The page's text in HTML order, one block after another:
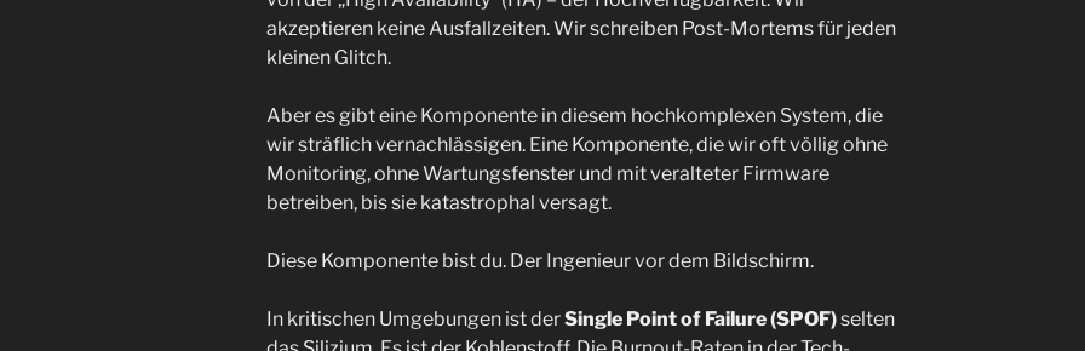
akzeptieren keine Ausfallzeiten. Wir schreiben Post-Mortems für jeden
kleinen Glitch.
Aber es gibt eine Komponente in diesem hochkomplexen System, die
wir sträflich vernachlässigen. Eine Komponente, die wir oft völlig ohne
Monitoring, ohne Wartungsfenster und mit veralteter Firmware
betreiben, bis sie katastrophal versagt.
Diese Komponente bist du. Der Ingenieur vor dem Bildschirm.
In kritischen Umgebungen ist derSingle Point of Failure (SPOF)selten